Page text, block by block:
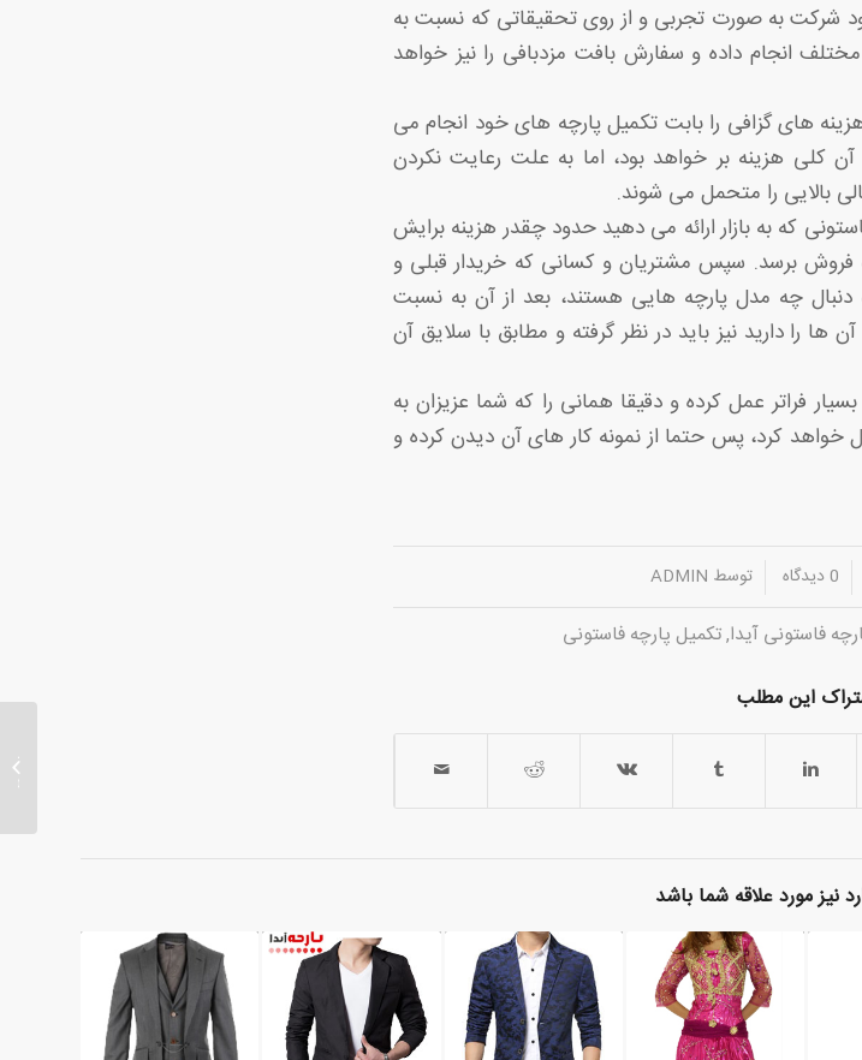
شرکت به صورت تجربی و از روی تحقیقاتی که نسبت به
انجام داده و سفارش بافت مزدبافی را نیز خواهد
های گزافی را بابت تکمیل پارچه های خود انجام می
کلی هزینه بر خواهد بود، اما به علت رعایت نکردن
بالایی را متحمل می شوند.
که به بازار ارائه می دهید حدود چقدر هزینه برایش
برسد. سپس مشتریان و کسانی که خریدار قبلی و
چه مدل پارچه هایی هستند، بعد از آن به نسبت
را دارید نیز باید در نظر گرفته و مطابق با سلایق آن
فراتر عمل کرده و دقیقا همانی را که شما عزیزان به
خواهد کرد، پس حتما از نمونه کار های آن دیدن کرده و
0 دیدگاه/ توسط ADMIN
فاستونی آیدا,تکمیل پارچه فاستونی
این مطلب
نیز مورد علاقه شما باشد